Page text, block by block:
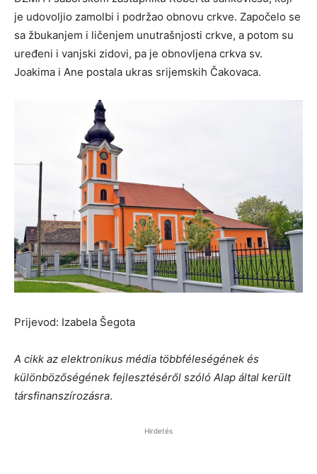
je udovoljio zamolbi i podržao obnovu crkve. Započelo se
sa žbukanjem i ličenjem unutrašnjosti crkve, a potom su
uređeni i vanjski zidovi, pa je obnovljena crkva sv.
Joakima i Ane postala ukras srijemskih Čakovaca.
Prijevod: Izabela Šegota
A cikk az elektronikus média többféleségének és
különbözőségének fejlesztéséről szóló Alap által került
társfinanszírozásra.
Hirdetés